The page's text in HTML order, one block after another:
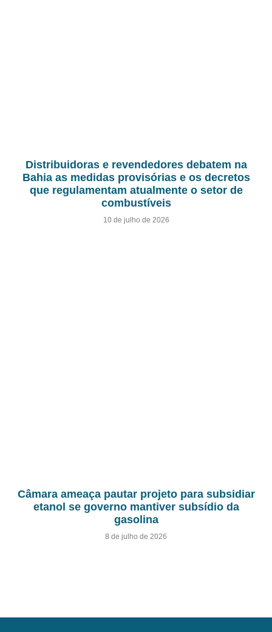
Distribuidoras e revendedores debatem na
Bahia as medidas provisórias e os decretos
que regulamentam atualmente o setor de
combustíveis
10 de julho de 2026
Câmara ameaça pautar projeto para subsidiar
etanol se governo mantiver subsídio da
gasolina
8 de julho de 2026